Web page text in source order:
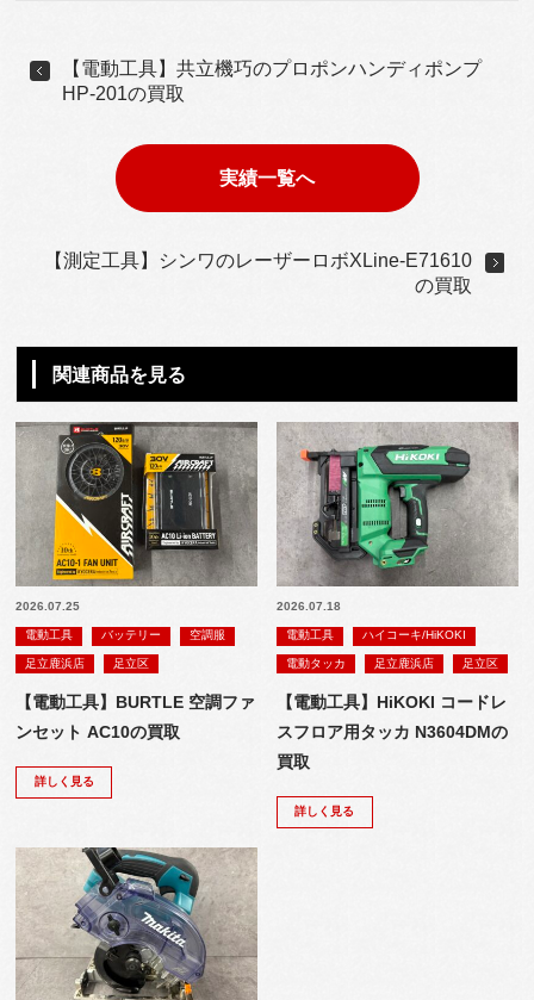
【電動工具】共立機巧のプロポンハンディポンプ
HP-201の買取
実績一覧へ
【測定工具】シンワのレーザーロボXLine-E71610
の買取
関連商品を見る
2026.07.25
電動工具 バッテリー 空調服
足立鹿浜店 足立区
【電動工具】BURTLE 空調ファ
ンセット AC10の買取
詳しく見る
2026.07.18
電動工具 ハイコーキ/HiKOKI
電動タッカ 足立鹿浜店 足立区
【電動工具】HiKOKI コードレ
スフロア用タッカ N3604DMの
買取
詳しく見る